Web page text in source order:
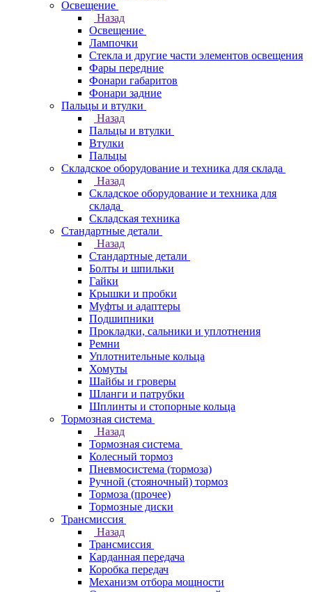
Освещение
Назад
Освещение
Лампочки
Стекла и другие части элементов освещения
Фары передние
Фонари габаритов
Фонари задние
Пальцы и втулки
Назад
Пальцы и втулки
Втулки
Пальцы
Складское оборудование и техника для склада
Назад
Складское оборудование и техника для
склада
Складская техника
Стандартные детали
Назад
Стандартные детали
Болты и шпильки
Гайки
Крышки и пробки
Муфты и адаптеры
Подшипники
Прокладки, сальники и уплотнения
Ремни
Уплотнительные кольца
Хомуты
Шайбы и гроверы
Шланги и патрубки
Шплинты и стопорные кольца
Тормозная система
Назад
Тормозная система
Колесный тормоз
Пневмосиcтема (тормоза)
Ручной (стояночный) тормоз
Тормоза (прочее)
Тормозные диски
Трансмиссия
Назад
Трансмиссия
Карданная передача
Коробка передач
Механизм отбора мощности